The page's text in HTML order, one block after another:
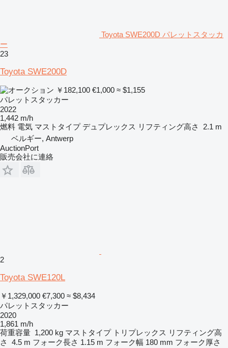
Toyota SWE200D パレットスタッカ
ー
23
Toyota SWE200D
￥182,100 €1,000 ≈ $1,155
パレットスタッカー
2022
1,442 m/h
燃料 電気 マストタイプ デュプレックス リフティング高さ
2.1 m
ベルギー, Antwerp
AuctionPort
販売会社に連絡
2
Toyota SWE120L
￥1,329,000 €7,300 ≈ $8,434
パレットスタッカー
2020
1,861 m/h
荷重容量 1,200 kg マストタイプ トリプレックス リフティング高
さ
4.5 m フォーク長さ 1.15 m フォーク幅 180 mm フォーク厚さ